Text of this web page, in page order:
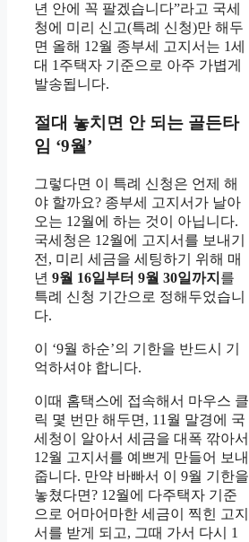
년 안에 꼭 팔겠습니다”라고 국세
청에 미리 신고(특례 신청)만 해두
면 올해 12월 종부세 고지서는 1세
대 1주택자 기준으로 아주 가볍게
발송됩니다.
절대 놓치면 안 되는 골든타
임 ‘9월’
그렇다면 이 특례 신청은 언제 해
야 할까요? 종부세 고지서가 날아
오는 12월에 하는 것이 아닙니다.
국세청은 12월에 고지서를 보내기
전, 미리 세금을 세팅하기 위해 매
년 9월 16일부터 9월 30일까지 를
특례 신청 기간으로 정해두었습니
다.
이 ‘9월 하순’의 기한을 반드시 기
억하셔야 합니다.
이때 홈택스에 접속해서 마우스 클
릭 몇 번만 해두면, 11월 말경에 국
세청이 알아서 세금을 대폭 깎아서
12월 고지서를 예쁘게 만들어 보내
줍니다. 만약 바빠서 이 9월 기한을
놓쳤다면? 12월에 다주택자 기준
으로 어마어마한 세금이 찍힌 고지
서를 받게 되고, 그때 가서 다시 1